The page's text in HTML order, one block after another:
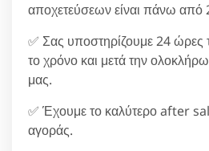
αποχετεύσεων είναι πάνω από
✅ Σας υποστηρίζουμε 24
το χρόνο και μετά την
μας.
✅ Έχουμε το καλύτερο after
αγοράς.